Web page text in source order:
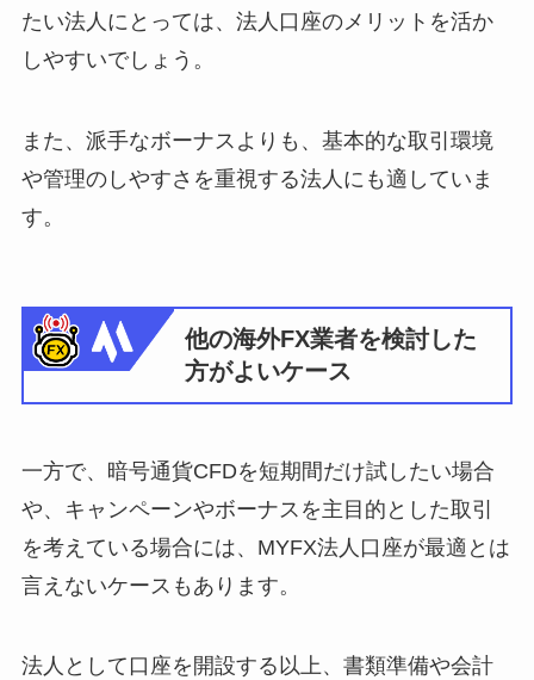
たい法人にとっては、法人口座のメリットを活か
しやすいでしょう。
また、派手なボーナスよりも、基本的な取引環境
や管理のしやすさを重視する法人にも適していま
す。
他の海外FX業者を検討した
方がよいケース
一方で、暗号通貨CFDを短期間だけ試したい場合
や、キャンペーンやボーナスを主目的とした取引
を考えている場合には、MYFX法人口座が最適とは
言えないケースもあります。
法人として口座を開設する以上、書類準備や会計